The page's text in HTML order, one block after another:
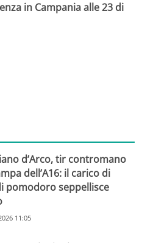
in Campania alle 23 di
d’Arco, tir contromano
dell’A16: il carico di
pomodoro seppellisce
11:05